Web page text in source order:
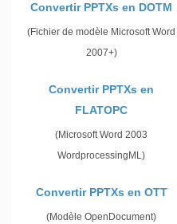
Convertir PPTXs en DOTM
(Fichier de modèle Microsoft Word
2007+)
Convertir PPTXs en
FLATOPC
(Microsoft Word 2003
WordprocessingML)
Convertir PPTXs en OTT
(Modèle OpenDocument)